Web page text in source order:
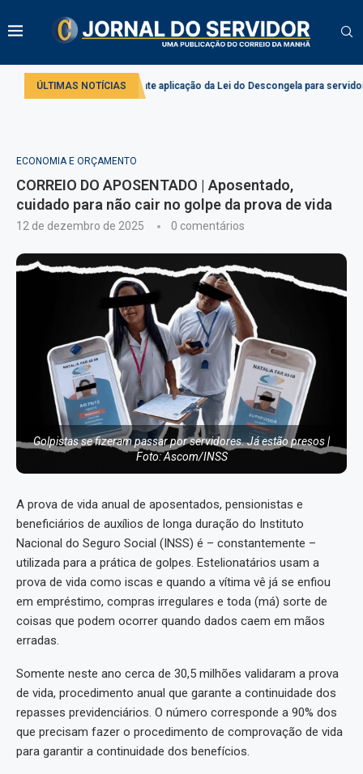
ÚLTIMAS NOTÍCIAS
debate aplicação da Lei do Descongela para servidores públicos
ECONOMIA E ORÇAMENTO
CORREIO DO APOSENTADO | Aposentado,
cuidado para não cair no golpe da prova de vida
12 de dezembro de 2025 0 comentários
Golpistas se fizeram passar por servidores. Já estão presos |
Foto: Ascom/INSS
A prova de vida anual de aposentados, pensionistas e
beneficiários de auxílios de longa duração do Instituto
Nacional do Seguro Social (INSS) é – constantemente –
utilizada para a prática de golpes. Estelionatários usam a
prova de vida como iscas e quando a vítima vê já se enfiou
em empréstimo, compras irregulares e toda (má) sorte de
coisas que podem ocorrer quando dados caem em mãos
erradas.
Somente neste ano cerca de 30,5 milhões validaram a prova
de vida, procedimento anual que garante a continuidade dos
repasses previdenciários. O número corresponde a 90% dos
que precisam fazer o procedimento de comprovação de vida
para garantir a continuidade dos benefícios.